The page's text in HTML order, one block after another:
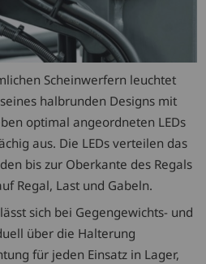
Scheinwerfern leuchtet
halbrunden Designs mit
optimal angeordneten LEDs
aus. Die LEDs verteilen das
bis zur Oberkante des Regals
Regal, Last und Gabeln.
sich bei Gegengewichts- und
über die Halterung
für jeden Einsatz in Lager,